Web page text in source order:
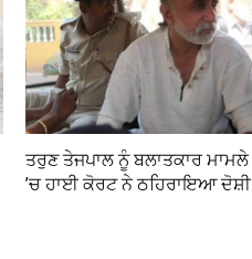
ਤਰੁਣ ਤੇਜਪਾਲ ਨੂੰ ਬਲਾਤਕਾਰ ਮਾਮਲੇ
’ਚ ਹਾਈ ਕੋਰਟ ਨੇ ਠਹਿਰਾਇਆ ਦੋਸ਼ੀ